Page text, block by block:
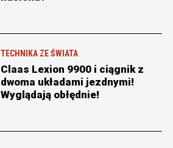
TECHNIKA ZE ŚWIATA
Claas Lexion 9900 i ciągnik z
dwoma układami jezdnymi!
Wyglądają obłędnie!